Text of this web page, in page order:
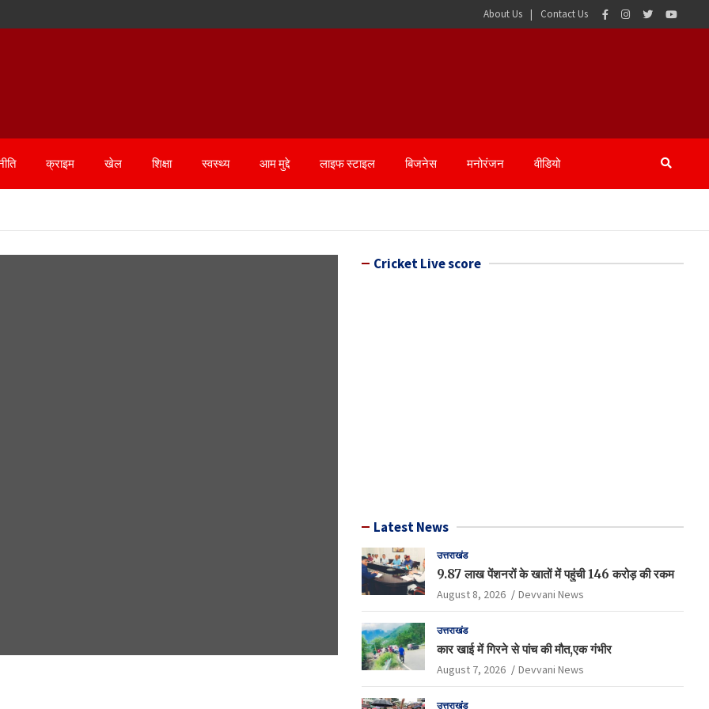
About Us Contact Us
क्राइम खेल शिक्षा स्वस्थ्य आम मुद्दे लाइफ स्टाइल बिजनेस मनोरंजन वीडियो
Cricket Live score
Latest News
उत्तराखंड
9.87 लाख पेंशनरों के खातों में पहुंची 146 करोड़ की रकम
August 8, 2026 Devvani News
उत्तराखंड
कार खाई में गिरने से पांच की मौत,एक गंभीर
August 7, 2026 Devvani News
उत्तराखंड